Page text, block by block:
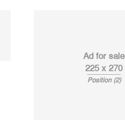
Ad for sale
225 x 270
Position (2)